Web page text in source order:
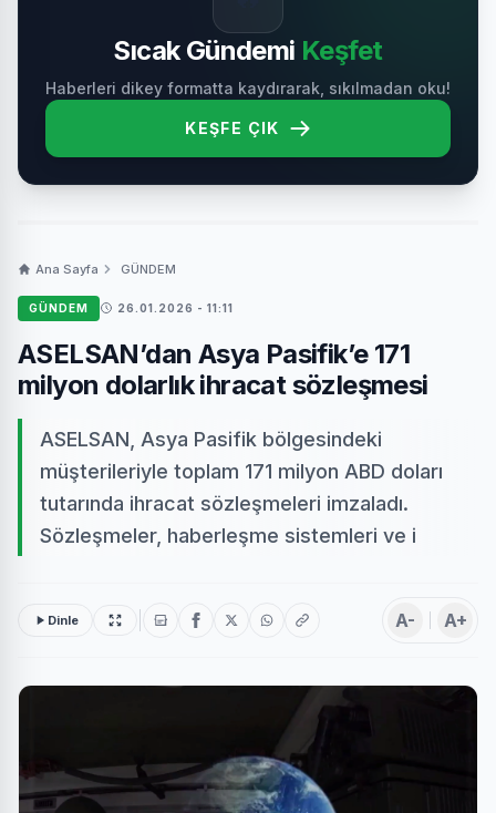
Sıcak Gündemi Keşfet
Haberleri dikey formatta kaydırarak, sıkılmadan oku!
KEŞFE ÇIK
Ana Sayfa GÜNDEM
GÜNDEM 26.01.2026 - 11:11
ASELSAN’dan Asya Pasifik’e 171
milyon dolarlık ihracat sözleşmesi
ASELSAN, Asya Pasifik bölgesindeki
müşterileriyle toplam 171 milyon ABD doları
tutarında ihracat sözleşmeleri imzaladı.
Sözleşmeler, haberleşme sistemleri ve i
Dinle A- A+